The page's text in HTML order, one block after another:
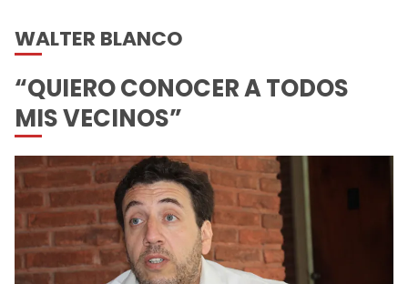
WALTER BLANCO
“QUIERO CONOCER A TODOS
MIS VECINOS”